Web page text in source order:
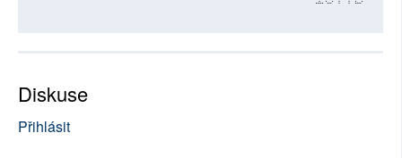
Diskuse
Přihlásit